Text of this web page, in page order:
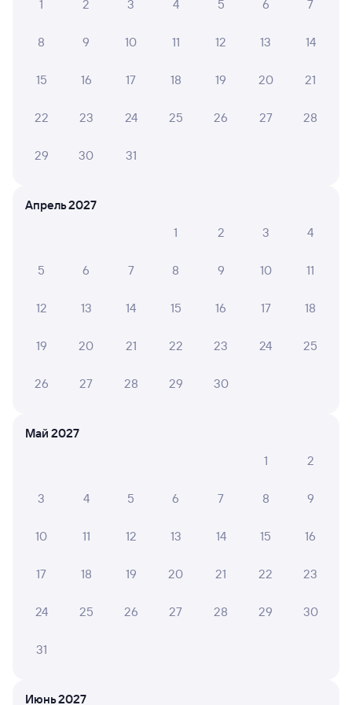
1
2 3 4 5 6 7
8 9 10 11 12 13 14
15 16 17 18 19 20 21
22 23 24 25 26 27 28
29 30 31
Апрель 2027
1
2 3 4
5 6 7 8 9 10 11
12 13 14 15 16 17 18
19 20 21 22 23 24 25
26 27 28 29 30
Май 2027
1
2
3 4 5 6 7 8 9
10 11 12 13 14 15 16
17 18 19 20 21 22 23
24 25 26 27 28 29 30
31
Июнь 2027